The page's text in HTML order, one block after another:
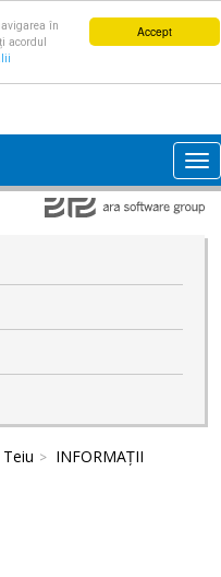
Accept
în
acordul
INFORMAȚII